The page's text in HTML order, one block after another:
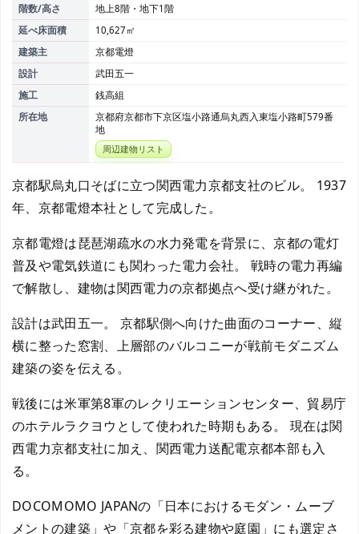
階数/高さ
地上8階・地下1階
延べ床面積
10,627㎡
建築主
京都電燈
設計
武田五一
施工
銭高組
所在地
京都府京都市下京区塩小路通烏丸西入東塩小路町579番
地
周辺建物リスト
京都駅烏丸口そばに立つ関西電力京都支社のビル。 1937
年、京都電燈本社として完成した。
京都電燈は琵琶湖疏水の水力発電を背景に、京都の電灯
普及や電気鉄道にも関わった電力会社。 戦時の電力再編
で解散し、建物は関西電力の京都拠点へ受け継がれた。
設計は武田五一。 京都駅側へ向けた曲面のコーナー、縦
横に整った窓割、上層部のバルコニーが戦前モダニズム
建築の姿を伝える。
戦後には米軍第8軍のレクリエーションセンター、貿易庁
のホテルラクヨウとして使われた時期もある。 現在は関
西電力京都支社に加え、関西電力送配電京都本部も入
る。
DOCOMOMO JAPANの「日本におけるモダン・ムーブ
メントの建築」や「京都を彩る建物や庭園」にも選定さ